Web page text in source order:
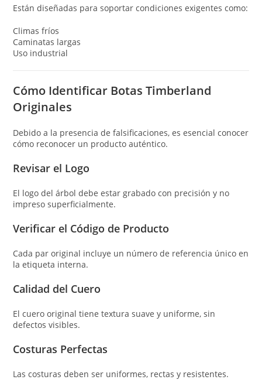
Están diseñadas para soportar condiciones exigentes como:
Climas fríos
Caminatas largas
Uso industrial
Cómo Identificar Botas Timberland
Originales
Debido a la presencia de falsificaciones, es esencial conocer
cómo reconocer un producto auténtico.
Revisar el Logo
El logo del árbol debe estar grabado con precisión y no
impreso superficialmente.
Verificar el Código de Producto
Cada par original incluye un número de referencia único en
la etiqueta interna.
Calidad del Cuero
El cuero original tiene textura suave y uniforme, sin
defectos visibles.
Costuras Perfectas
Las costuras deben ser uniformes, rectas y resistentes.